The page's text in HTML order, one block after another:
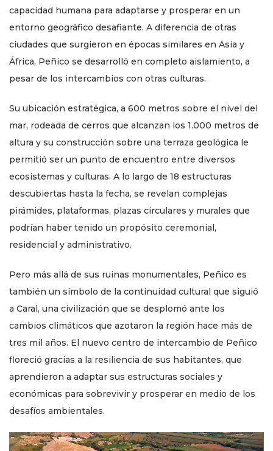
capacidad humana para adaptarse y prosperar en un
entorno geográfico desafiante. A diferencia de otras
ciudades que surgieron en épocas similares en Asia y
África, Peñico se desarrolló en completo aislamiento, a
pesar de los intercambios con otras culturas.
Su ubicación estratégica, a 600 metros sobre el nivel del
mar, rodeada de cerros que alcanzan los 1.000 metros de
altura y su construcción sobre una terraza geológica le
permitió ser un punto de encuentro entre diversos
ecosistemas y culturas. A lo largo de 18 estructuras
descubiertas hasta la fecha, se revelan complejas
pirámides, plataformas, plazas circulares y murales que
podrían haber tenido un propósito ceremonial,
residencial y administrativo.
Pero más allá de sus ruinas monumentales, Peñico es
también un símbolo de la continuidad cultural que siguió
a Caral, una civilización que se desplomó ante los
cambios climáticos que azotaron la región hace más de
tres mil años. El nuevo centro de intercambio de Peñico
floreció gracias a la resiliencia de sus habitantes, que
aprendieron a adaptar sus estructuras sociales y
económicas para sobrevivir y prosperar en medio de los
desafíos ambientales.